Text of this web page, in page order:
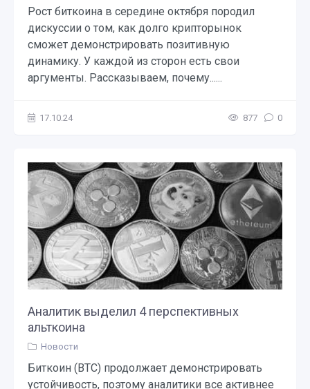
Рост биткоина в середине октября породил
дискуссии о том, как долго крипторынок
сможет демонстрировать позитивную
динамику. У каждой из сторон есть свои
аргументы. Рассказываем, почему......
17.10.24 877 0
Аналитик выделил 4 перспективных
альткоина
Новости
Биткоин (BTC) продолжает демонстрировать
устойчивость, поэтому аналитики все активнее